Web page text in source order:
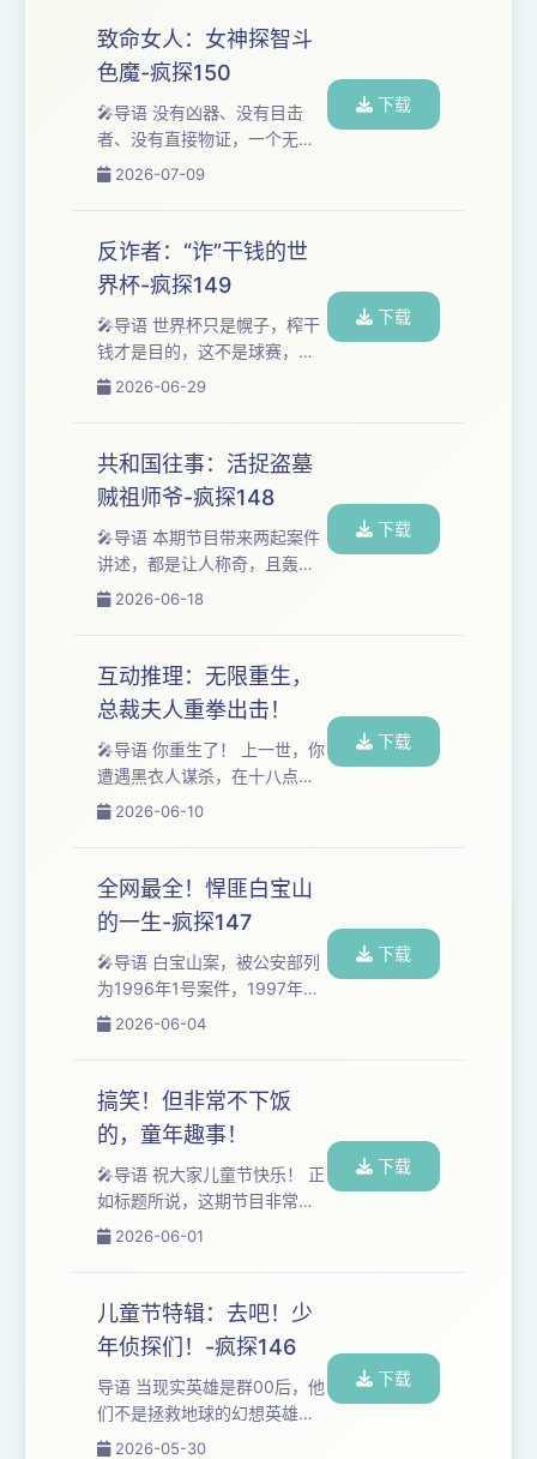
文里的凶杀案致命女人：...
不差。 警方顺着作文找上门，
作者是个全程目击案发，吓得
不敢说话的16岁少年。 他写着
自己看见陌生人行凶，还把奶
奶被害的经过记得清清楚楚。
想加听友群的朋友请添加微
务合作也可联系该号，备注品
牌及来意哦~ 本期案件相...
致命女人：女神探智斗
色魔-疯探150
🎤导语 没有凶器、没有目击
者、没有直接物证，一个无业
游民在命案现场随口一句“这人
的唯一线索。 湖北警方请来犯
罪心理女警，用17卷自创测试
题，和嫌疑人死磕整整48小
时。 两道看似普通的心理测试
题，就这样撕开了他伪装十几
年的面具。 来听这桩靠“读心
术”破获的跨世纪血案，看女神
怕的色魔逼到认罪。 ❤️想加听
友群的朋友请添加微信：
fengqu...
2026-07-09
下载
反诈者：“诈”干钱的世
界杯-疯探149
🎤导语 世界杯只是幌子，榨干
钱才是目的，这不是球赛，这
是一场针对你钱包的精密围
场，另一场更疯狂、更隐蔽的
「比赛」早已开场。 赌球的流
水，超过万亿。你以为你在凭
「懂球」赢钱，实际上，你每
一步都走在庄家画好的线上。
本期节目，你将听到：‌一个普
通人是如何从一条“小黄片”的链
实录。 请将本期节目传递给你
身边的每一个可能被“世界杯狂
热”冲昏头脑的朋...
2026-06-29
下载
共和国往事：活捉盗墓
贼祖师爷-疯探148
🎤导语 本期节目带来两起案件
讲述，都是让人称奇，且轰动
一时的共和国大案！ 一位是盗
擅长分金定穴。 一个是偷兵马
俑的笨贼，只会偷鸡摸狗，凭
一把螺丝刀偷走了国宝兵马
俑。 ❤️想加听友群的朋友请添
加微信：fengquleyuan888 🤝
如有商务合作也可联系该号，
备注品牌及来意哦~ 📷本期案
荐 全网最全！悍匪白宝山的一
生河南奇案：...
2026-06-18
下载
互动推理：无限重生，
总裁夫人重拳出击！
🎤导语 你重生了！ 上一世，你
遭遇黑衣人谋杀，在十八点零
五分，倒在了血泊之中。 这一
真相！重拳出击！ 但此刻，已
是十五点零五分，你只剩三个
小时的时间。 身为沈氏集团的
总裁夫人，你决定凭借自己的
智慧推理，破解这场无限流谋
杀案！ 【PS：我们也是第一次
玩这种升级版的“海龟汤”，大家
加听友群的朋友请添加微信：
fengquleyuan8...
2026-06-10
下载
全网最全！悍匪白宝山
的一生-疯探147
🎤导语 白宝山案，被公安部列
为1996年1号案件，1997年中
国十大案件之首，被国际刑警
案。 90年代末，他在北京、河
北、新疆先后作案15起，共杀
害包括狱友、军人、警察、作
案同伙和无辜群众在内的17
人，抢劫现金140余万元人民
币。 这期节目，一起回顾白宝
山可恨、可悲、又可惜的一
趣阿泽 📷本期案件相关图片 ❤️
想加听友群...
2026-06-04
下载
搞笑！但非常不下饭
的，童年趣事！
🎤导语 祝大家儿童节快乐！ 正
如标题所说，这期节目非常不
适合下饭，可能特别搞笑，但
听！算我们求你了~（Ps：你
看我这句话字体都加黑了，就
知道这事不简单了吧） 这期节
目主要聊了聊阿泽和小样儿童
年的经历，如果你喜欢的话，
请在评论区告诉我们，这样我
们就可以准备下一期了，隔空
2026-06-01
下载
儿童节特辑：去吧！少
年侦探们！-疯探146
导语 当现实英雄是群00后，他
们不是拯救地球的幻想英雄，
却在每刻当下，用清澈的双
2026-05-30
下载